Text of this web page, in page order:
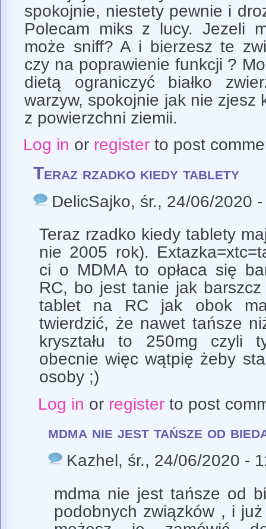
spokojnie, niestety pewnie i
Polecam miks z lucy. Jezeli
może sniff? A i bierzesz te
czy na poprawienie funkcji ?
dietą ograniczyć białko
warzyw, spokojnie jak nie zjesz
z powierzchni ziemii.
Log in or registerto post
Teraz rzadko kiedy tablety
DelicSajko, śr., 24/06/2020
Teraz rzadko kiedy tablety
nie 2005 rok).
ci o MDMA to opłaca się
RC, bo jest tanie jak
tablet na RC jak obok
twierdzić, że nawet tańsze
kryształu to 250mg czyli
obecnie więc wątpię żeby
osoby ;)
Log in or registerto post
mdma nie jest tańsze od
Kazhel , śr., 24/06/2020 -
mdma nie jest tańsze od
podobnych związków , i